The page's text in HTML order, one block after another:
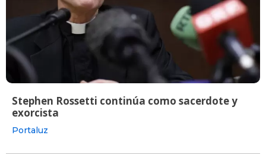
Stephen Rossetti continúa como sacerdote y
exorcista
Portaluz